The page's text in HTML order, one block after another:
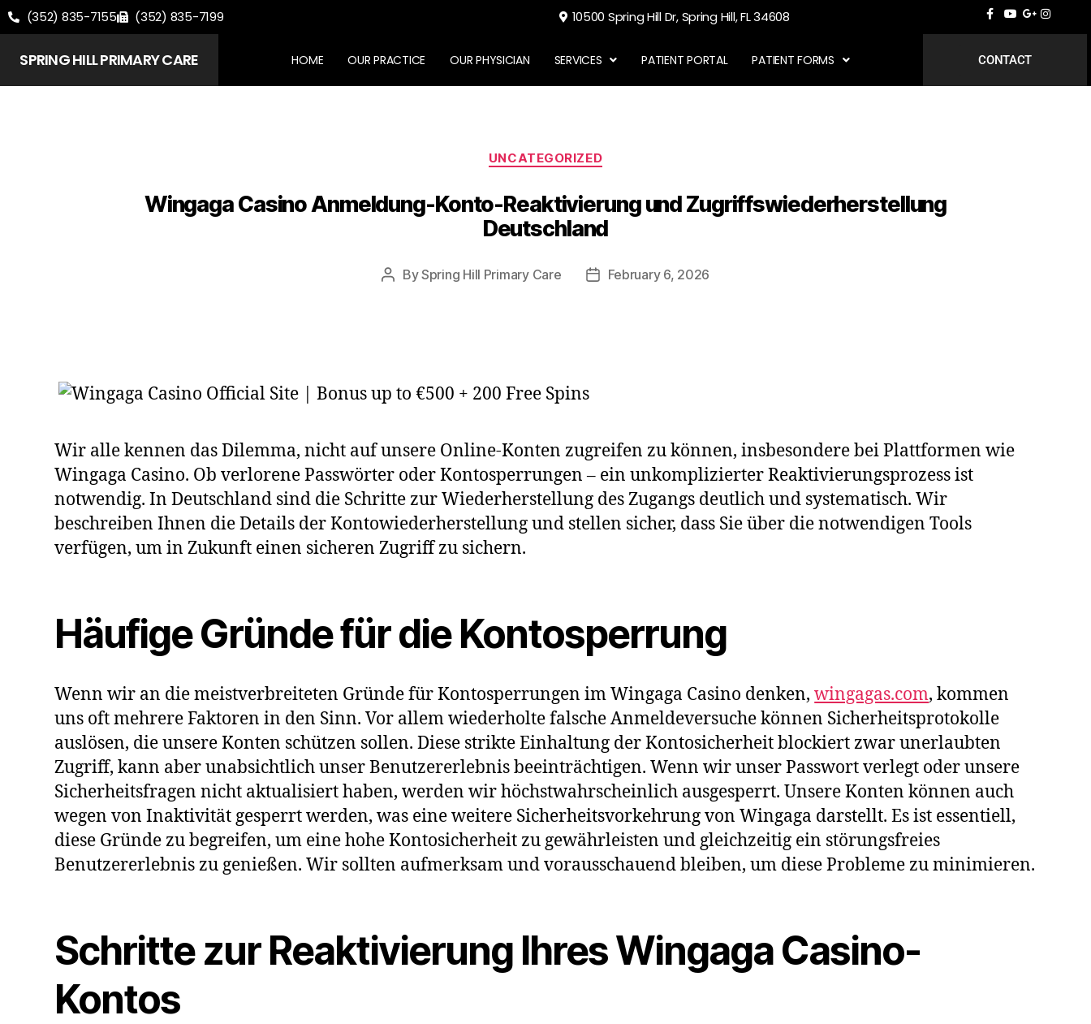
(352) 835-7155 (352) 835-7199 10500 Spring Hill Dr, Spring Hill, FL 34608
SPRING HILL PRIMARY CARE HOME OUR PRACTICE OUR PHYSICIAN SERVICES PATIENT PORTAL PATIENT FORMS CONTACT
UNCATEGORIZED
Wingaga Casino Anmeldung-Konto-Reaktivierung und Zugriffswiederherstellung
Deutschland
BySpring Hill Primary Care February 6, 2026
Wir alle kennen das Dilemma, nicht auf unsere Online-Konten zugreifen zu können, insbesondere bei Plattformen wie
Wingaga Casino. Ob verlorene Passwörter oder Kontosperrungen – ein unkomplizierter Reaktivierungsprozess ist
notwendig. In Deutschland sind die Schritte zur Wiederherstellung des Zugangs deutlich und systematisch. Wir
beschreiben Ihnen die Details der Kontowiederherstellung und stellen sicher, dass Sie über die notwendigen Tools
verfügen, um in Zukunft einen sicheren Zugriff zu sichern.
Häufige Gründe für die Kontosperrung
Wenn wir an die meistverbreiteten Gründe für Kontosperrungen im Wingaga Casino denken,wingagas.com, kommen
uns oft mehrere Faktoren in den Sinn. Vor allem wiederholte falsche Anmeldeversuche können Sicherheitsprotokolle
auslösen, die unsere Konten schützen sollen. Diese strikte Einhaltung der Kontosicherheit blockiert zwar unerlaubten
Zugriff, kann aber unabsichtlich unser Benutzererlebnis beeinträchtigen. Wenn wir unser Passwort verlegt oder unsere
Sicherheitsfragen nicht aktualisiert haben, werden wir höchstwahrscheinlich ausgesperrt. Unsere Konten können auch
wegen von Inaktivität gesperrt werden, was eine weitere Sicherheitsvorkehrung von Wingaga darstellt. Es ist essentiell,
diese Gründe zu begreifen, um eine hohe Kontosicherheit zu gewährleisten und gleichzeitig ein störungsfreies
Benutzererlebnis zu genießen. Wir sollten aufmerksam und vorausschauend bleiben, um diese Probleme zu minimieren.
Schritte zur Reaktivierung Ihres Wingaga Casino-
Kontos